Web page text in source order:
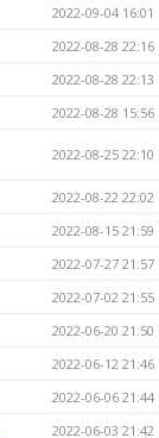
2022-09-04 16:01
2022-08-28 22:16
2022-08-28 22:13
2022-08-28 15:56
2022-08-25 22:10
2022-08-22 22:02
2022-08-15 21:59
2022-07-27 21:57
2022-07-02 21:55
2022-06-20 21:50
2022-06-12 21:46
2022-06-06 21:44
2022-06-03 21:42